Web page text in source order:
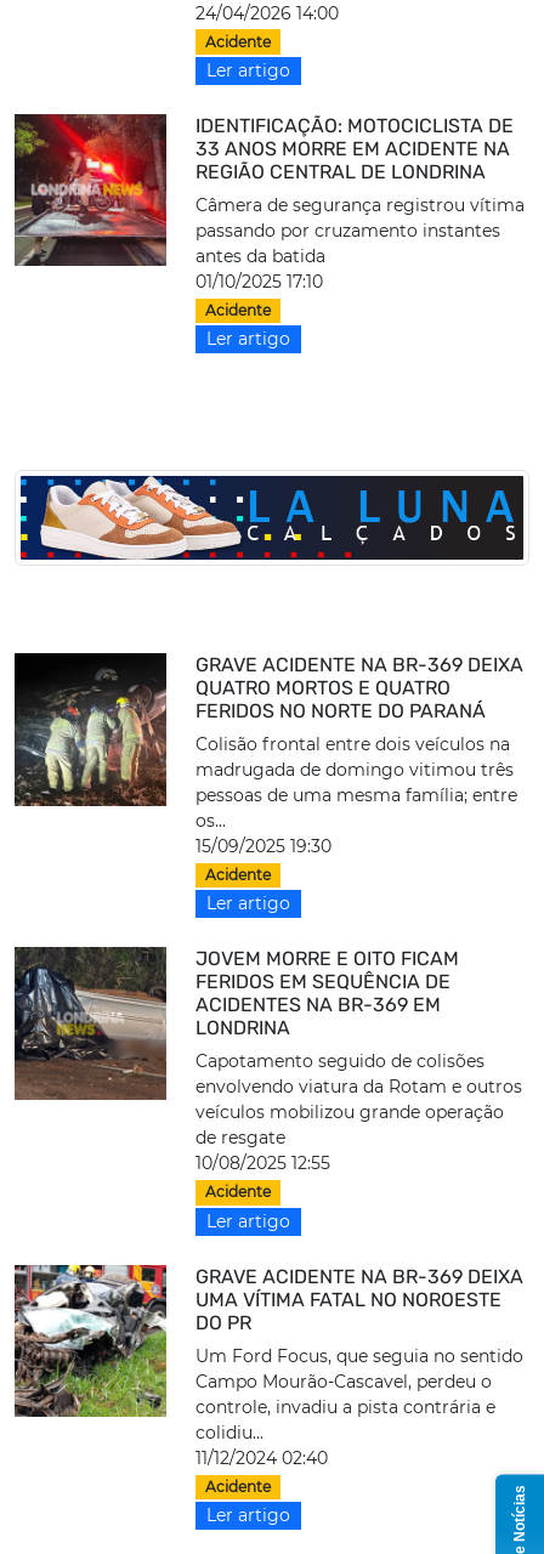
24/04/2026 14:00
Acidente
Ler artigo
IDENTIFICAÇÃO: MOTOCICLISTA DE
33 ANOS MORRE EM ACIDENTE NA
REGIÃO CENTRAL DE LONDRINA
Câmera de segurança registrou vítima
passando por cruzamento instantes
antes da batida
01/10/2025 17:10
Acidente
Ler artigo
GRAVE ACIDENTE NA BR-369 DEIXA
QUATRO MORTOS E QUATRO
FERIDOS NO NORTE DO PARANÁ
Colisão frontal entre dois veículos na
madrugada de domingo vitimou três
pessoas de uma mesma família; entre
os...
15/09/2025 19:30
Acidente
Ler artigo
JOVEM MORRE E OITO FICAM
FERIDOS EM SEQUÊNCIA DE
ACIDENTES NA BR-369 EM
LONDRINA
Capotamento seguido de colisões
envolvendo viatura da Rotam e outros
veículos mobilizou grande operação
de resgate
10/08/2025 12:55
Acidente
Ler artigo
GRAVE ACIDENTE NA BR-369 DEIXA
UMA VÍTIMA FATAL NO NOROESTE
DO PR
Um Ford Focus, que seguia no sentido
Campo Mourão-Cascavel, perdeu o
controle, invadiu a pista contrária e
colidiu...
11/12/2024 02:40
Acidente
Ler artigo